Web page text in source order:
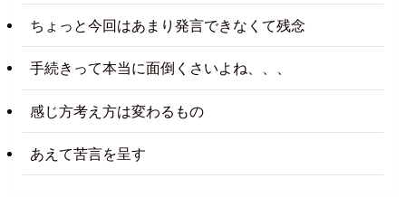
ちょっと今回はあまり発言できなくて残念
手続きって本当に面倒くさいよね、、、
感じ方考え方は変わるもの
あえて苦言を呈す